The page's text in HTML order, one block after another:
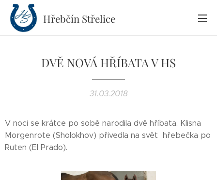
Hřebčín Střelice
DVĚ NOVÁ HŘÍBATA V HS
31.03.2018
V noci se krátce po sobě narodila dvě hříbata. Klisna
Morgenrote (Sholokhov) přivedla na svět hřebečka po
Ruten (El Prado).